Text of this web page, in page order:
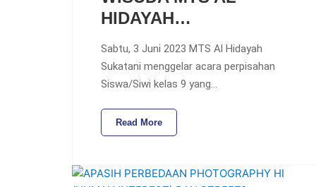
HIDAYAH…
Sabtu, 3 Juni 2023 MTS Al Hidayah
Sukatani menggelar acara perpisahan
Siswa/Siwi kelas 9 yang…
Read More